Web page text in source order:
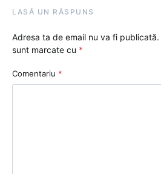
LASĂ UN RĂSPUNS
Adresa ta de email nu va fi publicată.
sunt marcate cu *
Comentariu *